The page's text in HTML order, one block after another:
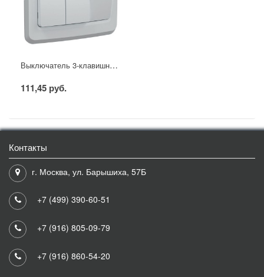
Выключатель 3-клавишный ВС10-3-0-ВБ 10А ВЕГА белый IEK
111,45 руб.
Контакты
г. Москва, ул. Барышиха, 57Б
+7 (499) 390-60-51
+7 (916) 805-09-79
+7 (916) 860-54-20